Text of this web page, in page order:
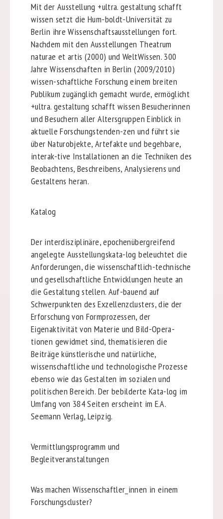
Mit der Ausstellung +ultra. gestaltung schafft
wissen setzt die Hum-boldt-Universität zu
Berlin ihre Wissenschaftsausstellungen fort.
Nachdem mit den Ausstellungen Theatrum
naturae et artis (2000) und WeltWissen. 300
Jahre Wissenschaften in Berlin (2009/2010)
wissen-schaftliche Forschung einem breiten
Publikum zugänglich gemacht wurde, ermöglicht
+ultra. gestaltung schafft wissen Besucherinnen
und Besuchern aller Altersgruppen Einblick in
aktuelle Forschungstenden-zen und führt sie
über Naturobjekte, Artefakte und begehbare,
interak-tive Installationen an die Techniken des
Beobachtens, Beschreibens, Analysierens und
Gestaltens heran.
Katalog
Der interdisziplinäre, epochenübergreifend
angelegte Ausstellungskata-log beleuchtet die
Anforderungen, die wissenschaftlich-technische
und gesellschaftliche Entwicklungen heute an
die Gestaltung stellen. Auf-bauend auf
Schwerpunkten des Exzellenzclusters, die der
Erforschung von Formprozessen, der
Eigenaktivität von Materie und Bild-Opera-
tionen gewidmet sind, thematisieren die
Beiträge künstlerische und natürliche,
wissenschaftliche und technologische Prozesse
ebenso wie das Gestalten im sozialen und
politischen Bereich. Der bebilderte Kata-log im
Umfang von 384 Seiten erscheint im E.A.
Seemann Verlag, Leipzig.
Vermittlungsprogramm und
Begleitveranstaltungen
Was machen Wissenschaftler_innen in einem
Forschungscluster?